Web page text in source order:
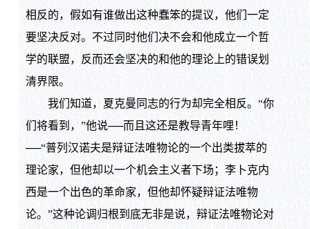
相反的，假如有谁做出这种蠢笨的提议，他们一定
要坚决反对。不过同时他们决不会和他成立一个哲
学的联盟，反而还会坚决的和他的理论上的错误划
清界限。
我们知道，夏克曼同志的行为却完全相反。“你
们将看到，”他说──而且这还是教导青年哩！
──“普列汉诺夫是辩证法唯物论的一个出类拔萃的
理论家，但他却以一个机会主义者下场；李卜克内
西是一个出色的革命家，但他却怀疑辩证法唯物
论。”这种论调归根到底无非是说，辩证法唯物论对